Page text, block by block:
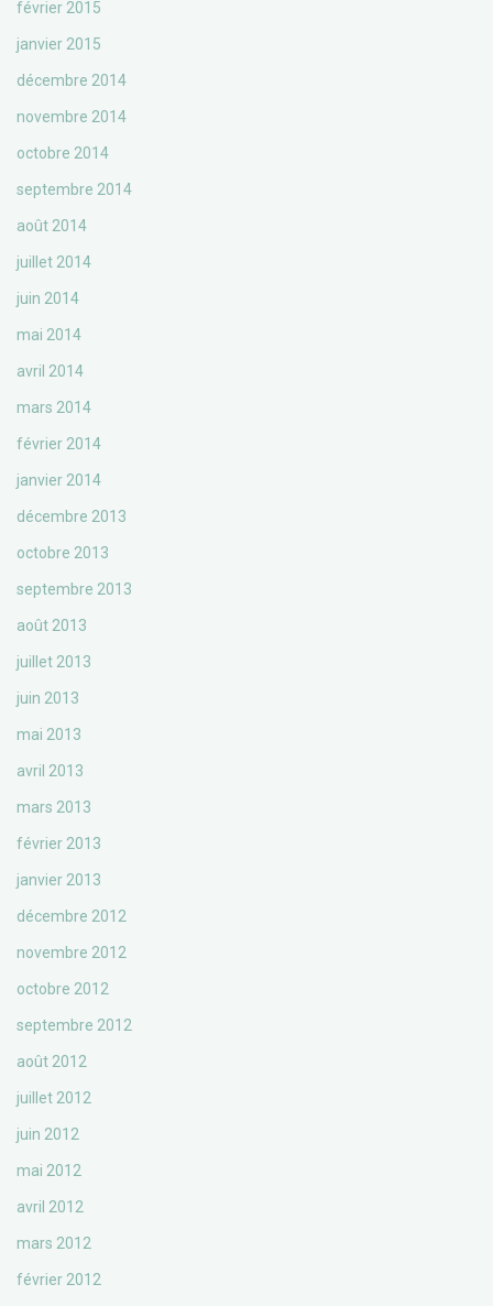
février 2015
janvier 2015
décembre 2014
novembre 2014
octobre 2014
septembre 2014
août 2014
juillet 2014
juin 2014
mai 2014
avril 2014
mars 2014
février 2014
janvier 2014
décembre 2013
octobre 2013
septembre 2013
août 2013
juillet 2013
juin 2013
mai 2013
avril 2013
mars 2013
février 2013
janvier 2013
décembre 2012
novembre 2012
octobre 2012
septembre 2012
août 2012
juillet 2012
juin 2012
mai 2012
avril 2012
mars 2012
février 2012